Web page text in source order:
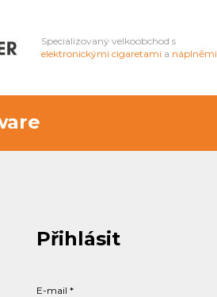
Specializovaný velkoobchod s
elektronickými cigaretami a náplněmi
Přihlásit
E-mail